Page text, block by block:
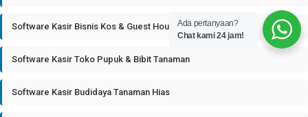
Software Kasir Bisnis Kos & Guest House
Software Kasir Toko Pupuk & Bibit Tanaman
Software Kasir Budidaya Tanaman Hias
Ada pertanyaan?
Chat kami 24 jam!